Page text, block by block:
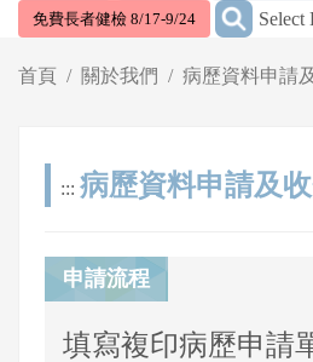
免費長者健檢 8/17-9/24 ::: Select
首頁 關於我們 病歷資料申請
::: 病歷資料申請及
申請流程
填寫複印病歷申請